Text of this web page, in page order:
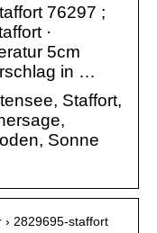
76297 ;
·
5cm
in …
Staffort,
Sonne
› 2829695-staffort